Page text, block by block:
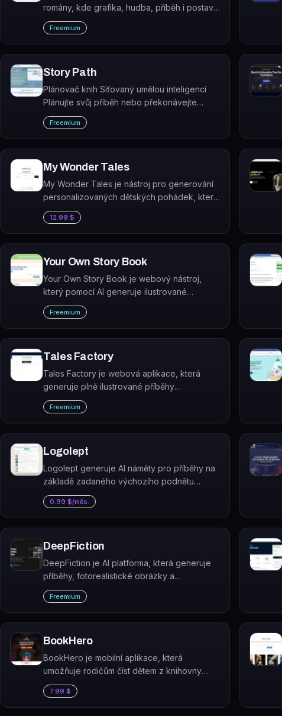
romány, kde grafika, hudba, příběh i postavy
jsou generovány umělou inteligencí v
reálném čase během hraní.
Freemium
Story Path
Plánovač knih Síťovaný umělou inteligencí
Plánujte svůj příběh nebo překonávejte
tvůrčí blok během minut.
Freemium
My Wonder Tales
My Wonder Tales je nástroj pro generování
personalizovaných dětských pohádek, který
zatím není veřejně dostupný.
12.99 $
Your Own Story Book
Your Own Story Book je webový nástroj,
který pomocí AI generuje ilustrované
příběhové knihy pro děti i dospělé na
základě uživatelovy nápadu.
Freemium
Tales Factory
Tales Factory je webová aplikace, která
generuje plně ilustrované příběhy
(storybooks) z textových promptů pomocí AI.
Freemium
Logolept
Logolept generuje AI náměty pro příběhy na
základě zadaného výchozího podnětu
(seedu) a pomáhá tak autorům překonat
tvůrčí blok.
0.99 $/měs.
DeepFiction
DeepFiction je AI platforma, která generuje
příběhy, fotorealistické obrázky a
cinematická videa z textových podnětů.
Freemium
BookHero
BookHero je mobilní aplikace, která
umožňuje rodičům číst dětem z knihovny
více než 100 knih nebo vytvořit vlastní
personalizovanou knihu pomocí AI za méně
než 60 sekund.
7.99 $